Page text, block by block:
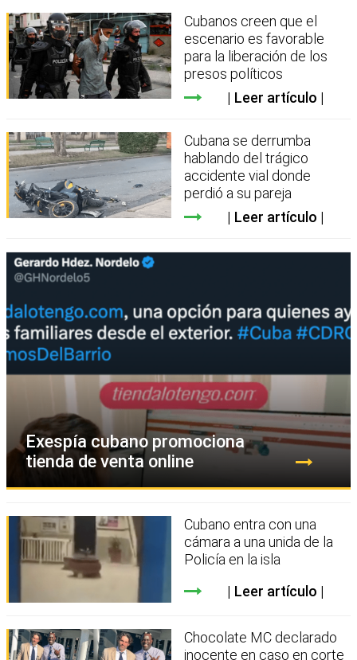
Cubanos creen que el
escenario es favorable
para la liberación de los
presos políticos
Leer artículo
Cubana se derrumba
hablando del trágico
accidente vial donde
perdió a su pareja
Leer artículo
Exespía cubano promociona
tienda de venta online
Cubano entra con una
cámara a una unida de la
Policía en la isla
Leer artículo
Chocolate MC declarado
inocente en caso en corte